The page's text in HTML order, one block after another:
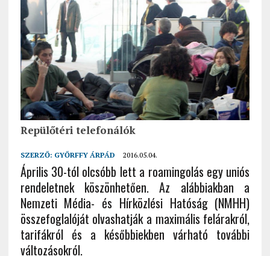
Repülőtéri telefonálók
SZERZŐ: GYŐRFFY ÁRPÁD 2016.05.04.
Április 30-tól olcsóbb lett a roamingolás egy uniós
rendeletnek köszönhetően. Az alábbiakban a
Nemzeti Média- és Hírközlési Hatóság (NMHH)
összefoglalóját olvashatják a maximális felárakról,
tarifákról és a későbbiekben várható további
változásokról.